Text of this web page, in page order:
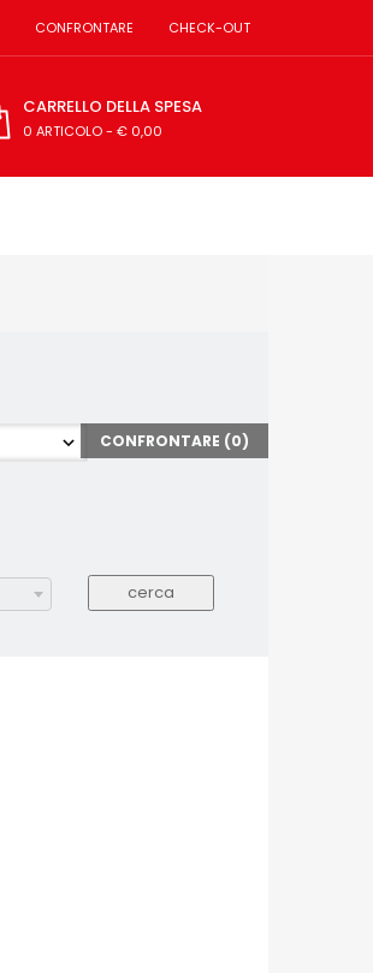
CONFRONTARE CHECK-OUT
CARRELLO DELLA SPESA
0 ARTICOLO- € 0,00
CONFRONTARE (0)